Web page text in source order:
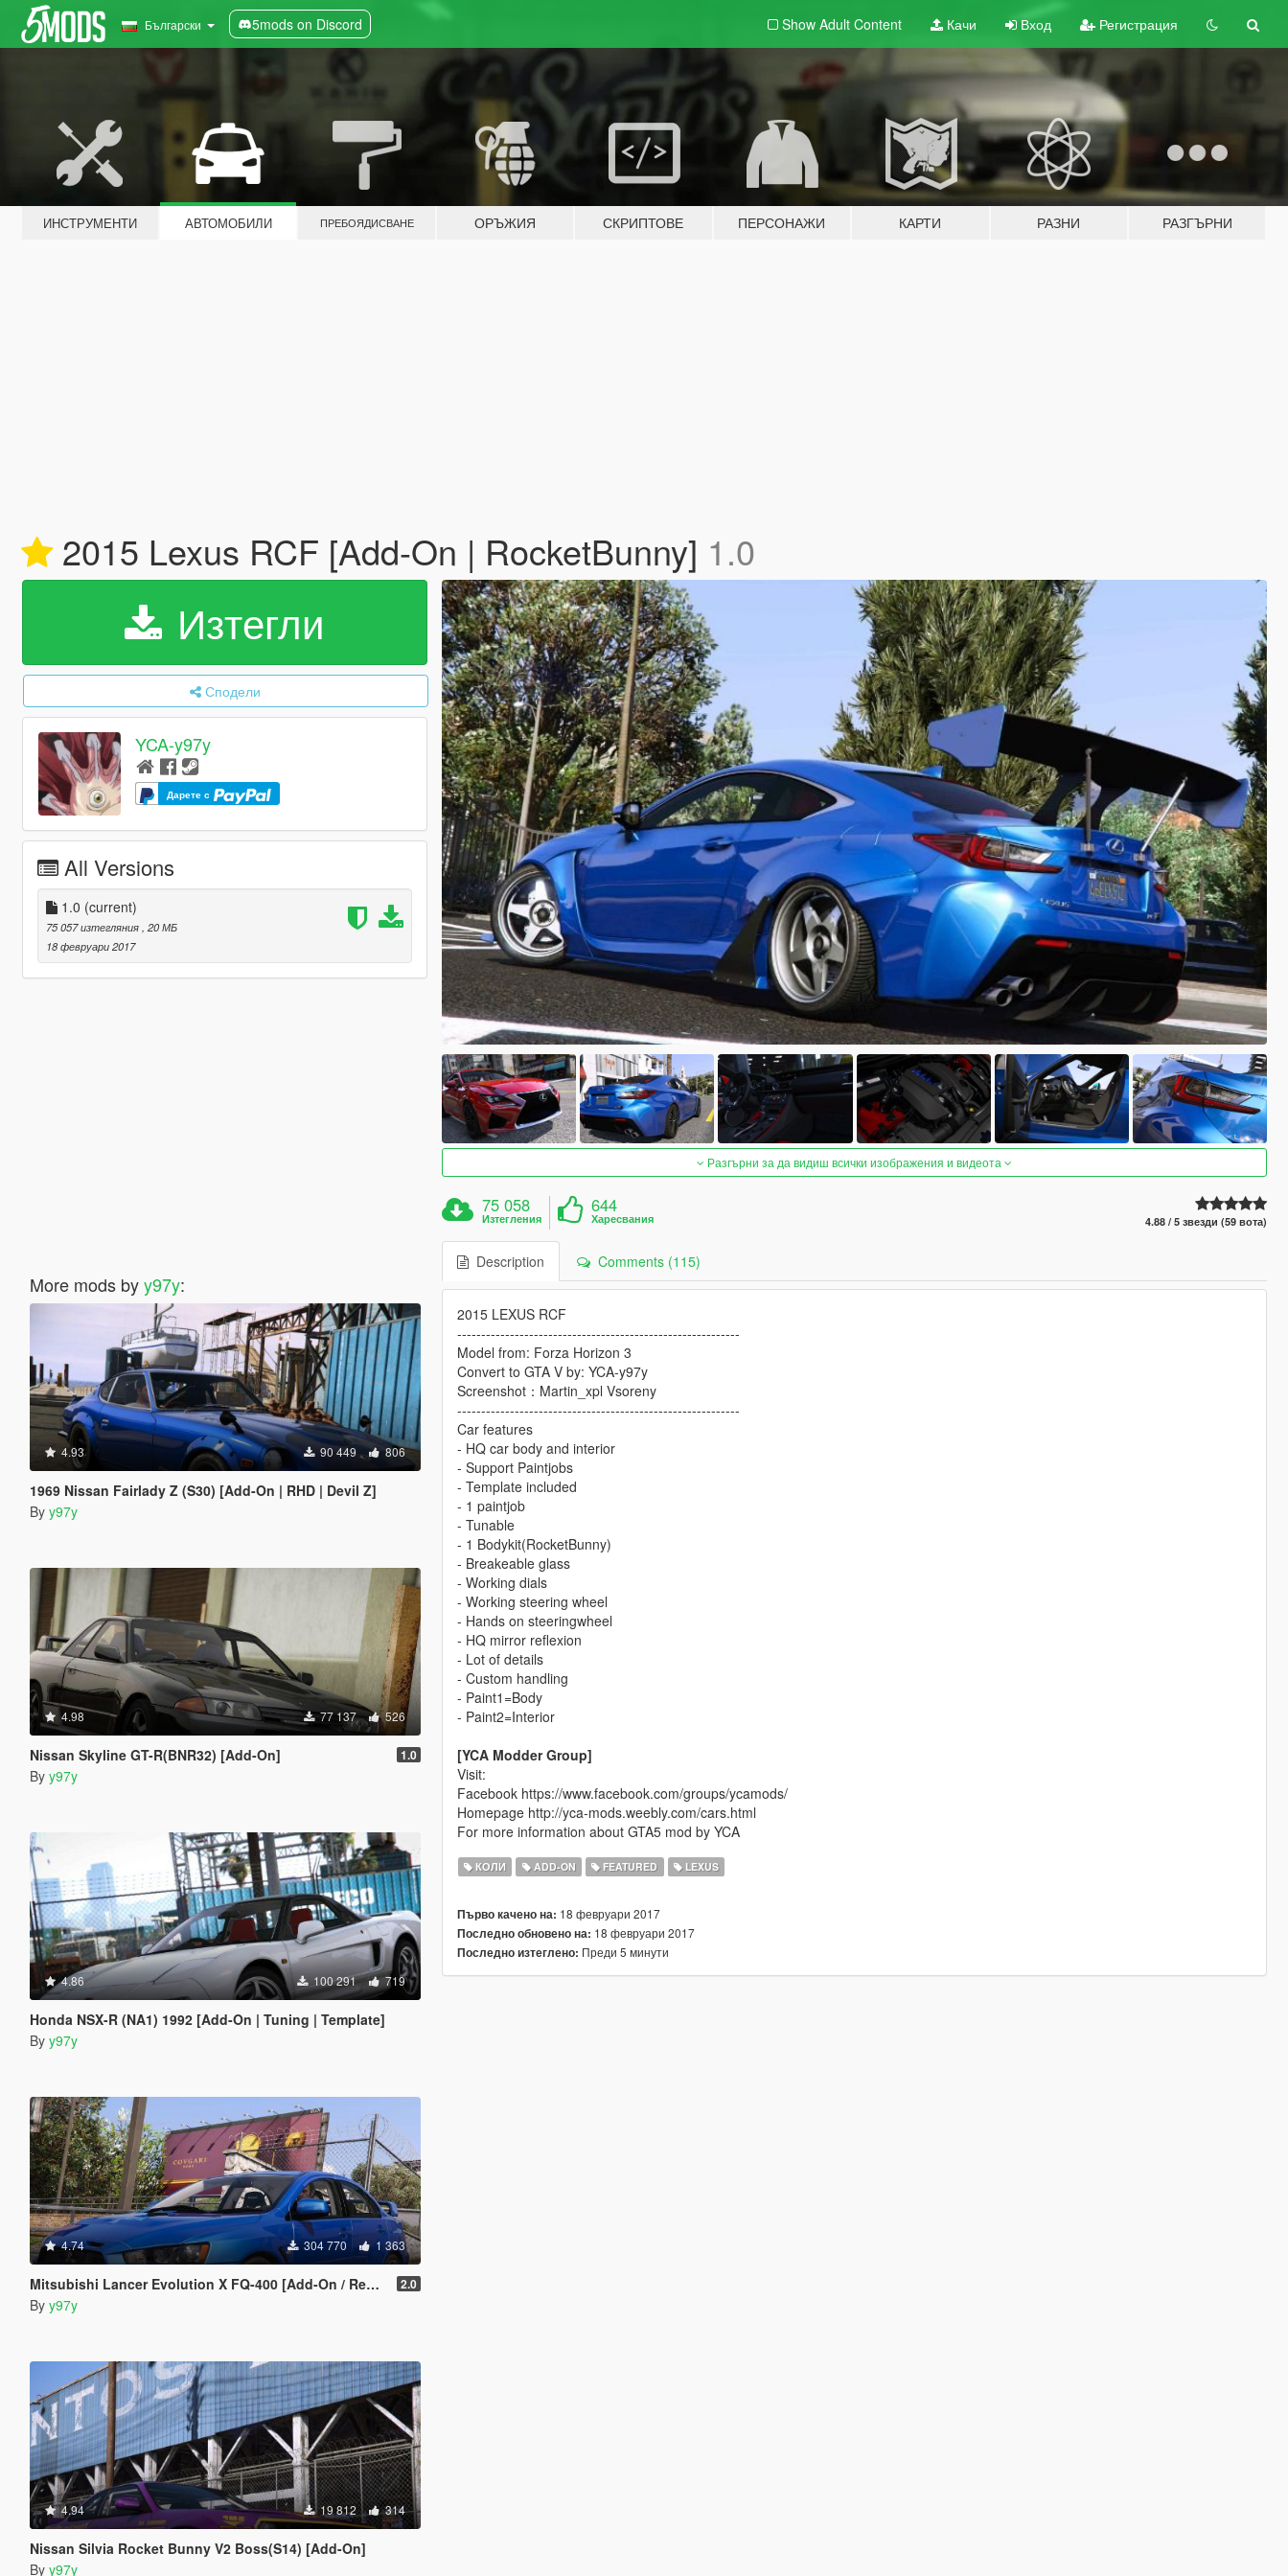
Български 5mods on Discord Show Adult Content Качи Вход Регистрация
ИНСТРУМЕНТИ АВТОМОБИЛИ ПРЕБОЯДИСВАНЕ ОРЪЖИЯ СКРИПТОВЕ ПЕРСОНАЖИ КАРТИ РАЗНИ РАЗГЪРНИ
2015 Lexus RCF [Add-On | RocketBunny] 1.0
Изтегли
Сподели
YCA-y97y
Дарете с
All Versions
1.0 (current)
75 057 изтегляния , 20 МБ
18 февруари 2017
More mods byy97y:
4.93 90 449 806
1969 Nissan Fairlady Z (S30) [Add-On | RHD | Devil Z]
By y97y
4.98 77 137 526
Nissan Skyline GT-R(BNR32) [Add-On] 1.0
By y97y
4.86 100 291 719
Honda NSX-R (NA1) 1992 [Add-On | Tuning | Template]
By y97y
4.74 304 770 1 363
Mitsubishi Lancer Evolution X FQ-400 [Add-On / Replace | LODs | Template] 2.0
By y97y
4.94 19 812 314
Nissan Silvia Rocket Bunny V2 Boss(S14) [Add-On]
By y97y
Разгърни за да видиш всички изображения и видеота
75 058
Изтегления
644
Харесвания 4.88 / 5 звезди (59 вота)
Description Comments (115)
2015 LEXUS RCF
-----------------------------------------------------------
Model from: Forza Horizon 3
Convert to GTA V by: YCA-y97y
Screenshot：Martin_xpl Vsoreny
-----------------------------------------------------------
Car features
- HQ car body and interior
- Support Paintjobs
- Template included
- 1 paintjob
- Tunable
- 1 Bodykit(RocketBunny)
- Breakeable glass
- Working dials
- Working steering wheel
- Hands on steeringwheel
- HQ mirror reflexion
- Lot of details
- Custom handling
- Paint1=Body
- Paint2=Interior
[YCA Modder Group]
Visit:
Facebook https://www.facebook.com/groups/ycamods/
Homepage http://yca-mods.weebly.com/cars.html
For more information about GTA5 mod by YCA
КОЛИ ADD-ON FEATURED LEXUS
Първо качено на: 18 февруари 2017
Последно обновено на: 18 февруари 2017
Последно изтеглено: Преди 5 минути